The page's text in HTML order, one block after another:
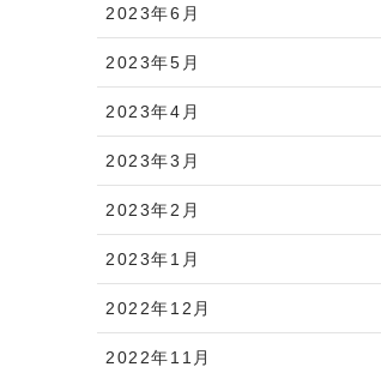
2023年6月
2023年5月
2023年4月
2023年3月
2023年2月
2023年1月
2022年12月
2022年11月